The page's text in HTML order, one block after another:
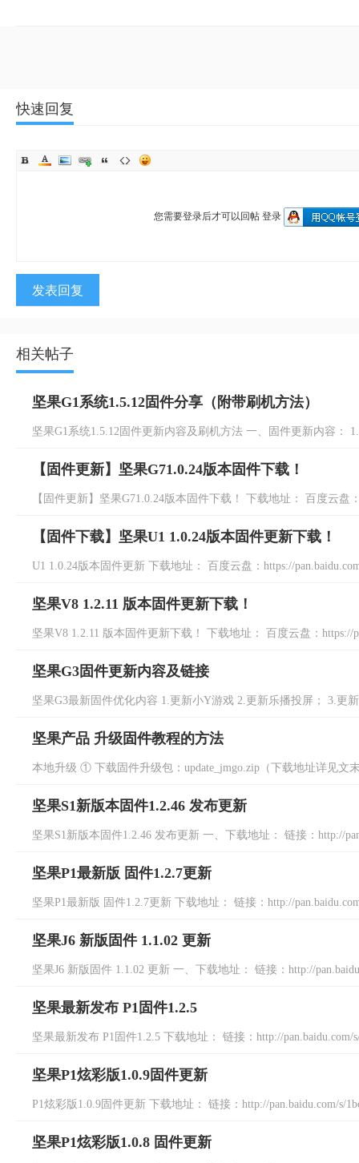
快速回复
您需要登录后才可以回帖 登录
发表回复
相关帖子
坚果G1系统1.5.12固件分享（附带刷机方法）
坚果G1系统1.5.12固件更新内容及刷机方法 一、固件更新内容：
【固件更新】坚果G71.0.24版本固件下载！
【固件更新】坚果G71.0.24版本固件下载！ 下载地址： 百度云盘
【固件下载】坚果U1 1.0.24版本固件更新下载！
U1 1.0.24版本固件更新 下载地址： 百度云盘：https://
坚果V8 1.2.11 版本固件更新下载！
坚果V8 1.2.11 版本固件更新下载！ 下载地址： 百度云盘：https://
坚果G3固件更新内容及链接
坚果G3最新固件优化内容 1.更新小Y游戏 2.更新乐播投屏； 3.更
坚果产品 升级固件教程的方法
本地升级 ① 下载固件升级包：update_jmgo.zip（下载地址详见
坚果S1新版本固件1.2.46 发布更新
坚果S1新版本固件1.2.46 发布更新 一、下载地址： 链接：http://
坚果P1最新版 固件1.2.7更新
坚果P1最新版 固件1.2.7更新 下载地址： 链接：http://
坚果J6 新版固件 1.1.02 更新
坚果J6 新版固件 1.1.02 更新 一、下载地址： 链接：http://
坚果最新发布 P1固件1.2.5
坚果最新发布 P1固件1.2.5 下载地址： 链接：http://
坚果P1炫彩版1.0.9固件更新
P1炫彩版1.0.9固件更新 下载地址： 链接：http://pan.baidu.com/s/
坚果P1炫彩版1.0.8 固件更新